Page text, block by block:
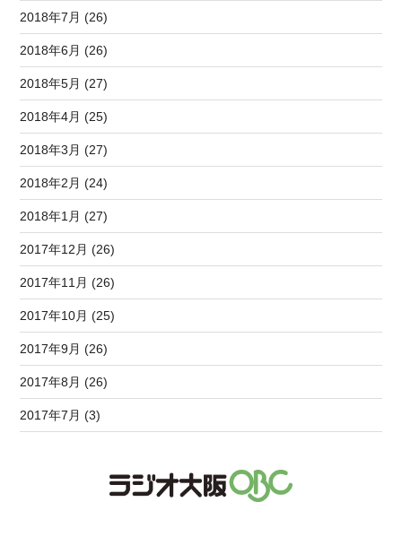
2018年7月 (26)
2018年6月 (26)
2018年5月 (27)
2018年4月 (25)
2018年3月 (27)
2018年2月 (24)
2018年1月 (27)
2017年12月 (26)
2017年11月 (26)
2017年10月 (25)
2017年9月 (26)
2017年8月 (26)
2017年7月 (3)